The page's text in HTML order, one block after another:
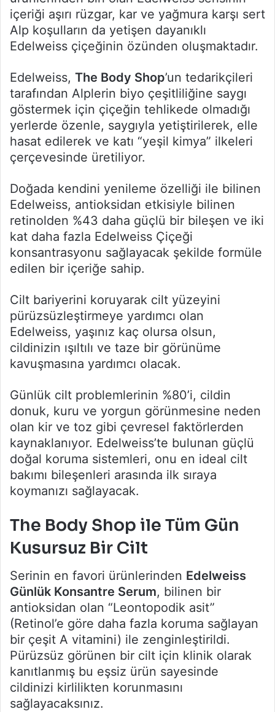
içeriği aşırı rüzgar, kar ve yağmura karşı sert
Alp koşulların da yetişen dayanıklı
Edelweiss çiçeğinin özünden oluşmaktadır.
Edelweiss, The Body Shop’un tedarikçileri
tarafından Alplerin biyo çeşitliliğine saygı
göstermek için çiçeğin tehlikede olmadığı
yerlerde özenle, saygıyla yetiştirilerek, elle
hasat edilerek ve katı “yeşil kimya” ilkeleri
çerçevesinde üretiliyor.
Doğada kendini yenileme özelliği ile bilinen
Edelweiss, antioksidan etkisiyle bilinen
retinolden %43 daha güçlü bir bileşen ve iki
kat daha fazla Edelweiss Çiçeği
konsantrasyonu sağlayacak şekilde formüle
edilen bir içeriğe sahip.
Cilt bariyerini koruyarak cilt yüzeyini
pürüzsüzleştirmeye yardımcı olan
Edelweiss, yaşınız kaç olursa olsun,
cildinizin ışıltılı ve taze bir görünüme
kavuşmasına yardımcı olacak.
Günlük cilt problemlerinin %80’i, cildin
donuk, kuru ve yorgun görünmesine neden
olan kir ve toz gibi çevresel faktörlerden
kaynaklanıyor. Edelweiss’te bulunan güçlü
doğal koruma sistemleri, onu en ideal cilt
bakımı bileşenleri arasında ilk sıraya
koymanızı sağlayacak.
The Body Shop ile Tüm Gün
Kusursuz Bir Cilt
Serinin en favori ürünlerinden Edelweiss
Günlük Konsantre Serum, bilinen bir
antioksidan olan “Leontopodik asit”
(Retinol’e göre daha fazla koruma sağlayan
bir çeşit A vitamini) ile zenginleştirildi.
Pürüzsüz görünen bir cilt için klinik olarak
kanıtlanmış bu eşsiz ürün sayesinde
cildinizi kirlilikten korunmasını
sağlayacaksınız.